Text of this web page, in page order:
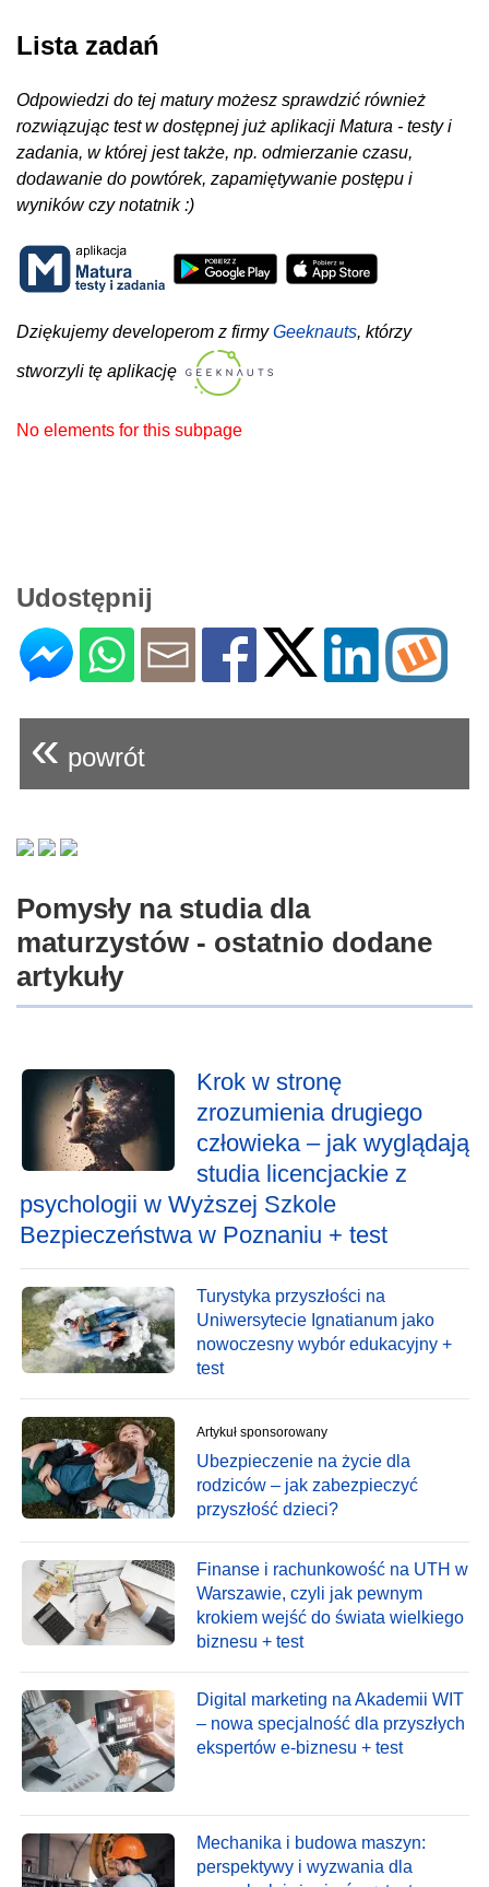
Lista zadań
Odpowiedzi do tej matury możesz sprawdzić również
rozwiązując test w dostępnej już aplikacji Matura - testy i
zadania, w której jest także, np. odmierzanie czasu,
dodawanie do powtórek, zapamiętywanie postępu i
wyników czy notatnik :)
Dziękujemy developerom z firmyGeeknauts, którzy
stworzyli tę aplikację
No elements for this subpage
Udostępnij
« powrót
Pomysły na studia dla
maturzystów - ostatnio dodane
artykuły
Krok w stronę
zrozumienia drugiego
człowieka – jak wyglądają
studia licencjackie z
psychologii w Wyższej Szkole
Bezpieczeństwa w Poznaniu + test
Turystyka przyszłości na
Uniwersytecie Ignatianum jako
nowoczesny wybór edukacyjny +
test
Artykuł sponsorowany
Ubezpieczenie na życie dla
rodziców – jak zabezpieczyć
przyszłość dzieci?
Finanse i rachunkowość na UTH w
Warszawie, czyli jak pewnym
krokiem wejść do świata wielkiego
biznesu + test
Digital marketing na Akademii WIT
– nowa specjalność dla przyszłych
ekspertów e-biznesu + test
Mechanika i budowa maszyn:
perspektywy i wyzwania dla